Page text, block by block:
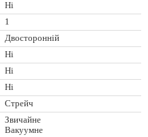
Ні
1
Двосторонній
Ні
Ні
Ні
Стрейч
Звичайне
Вакуумне